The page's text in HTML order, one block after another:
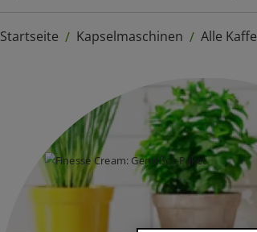
Startseite / Kapselmaschinen / Alle